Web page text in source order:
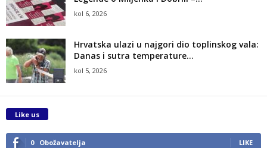
kol 6, 2026
Hrvatska ulazi u najgori dio toplinskog vala:
Danas i sutra temperature...
kol 5, 2026
Like us
0 Obožavatelja LIKE